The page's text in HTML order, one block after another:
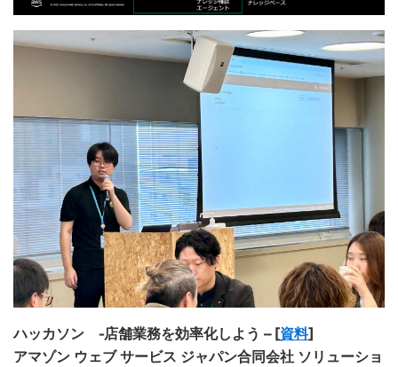
ハッカソン -店舗業務を効率化しよう – [資料]
アマゾン ウェブ サービス ジャパン合同会社 ソリューショ